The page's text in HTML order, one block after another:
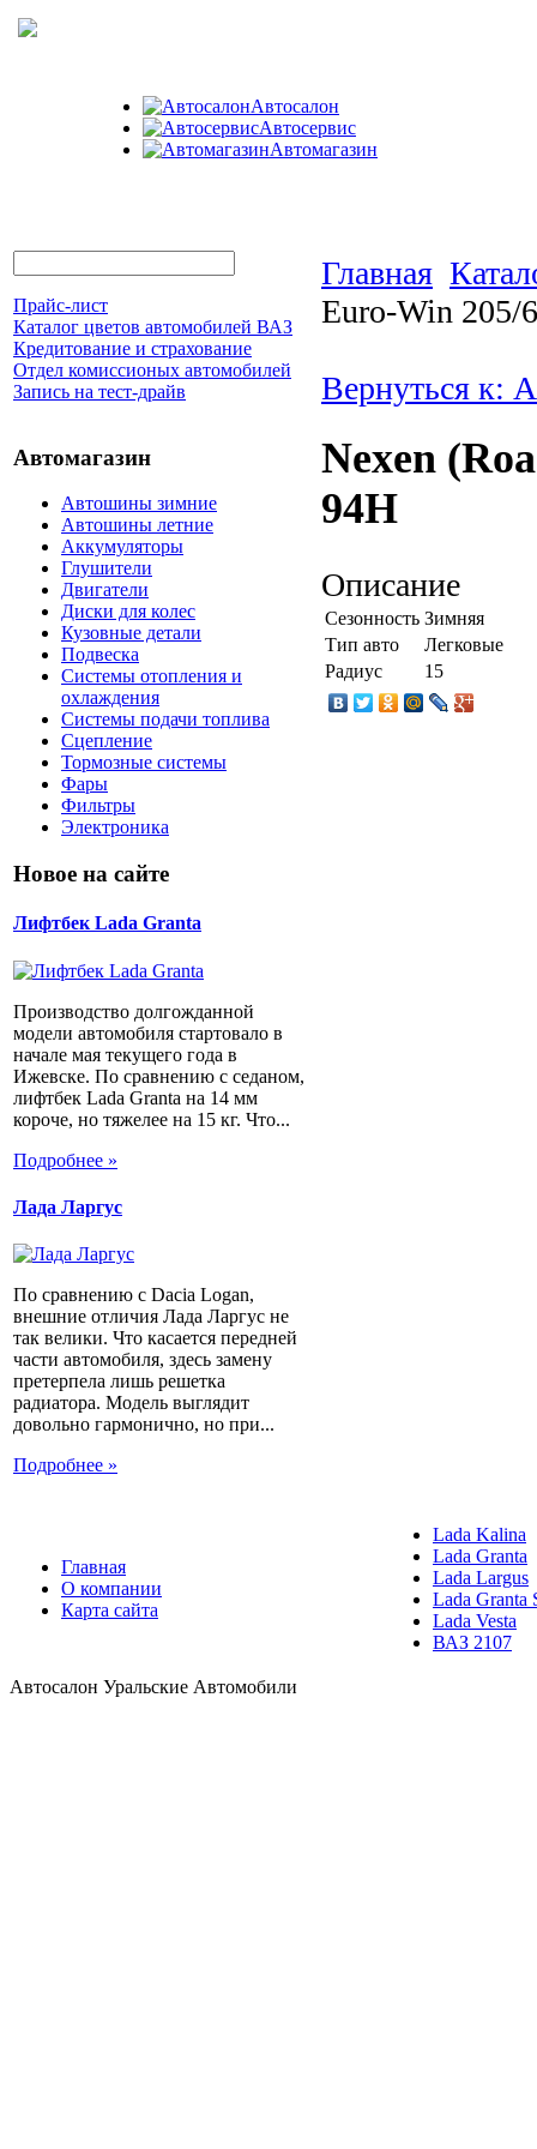
Автосалон
Автосервис
Автомагазин
Прайс-лист
Каталог цветов автомобилей ВАЗ
Кредитование и страхование
Отдел комиссионых автомобилей
Запись на тест-драйв
Автомагазин
Автошины зимние
Автошины летние
Аккумуляторы
Глушители
Двигатели
Диски для колес
Кузовные детали
Подвеска
Системы отопления и
охлаждения
Системы подачи топлива
Сцепление
Тормозные системы
Фары
Фильтры
Электроника
Новое на сайте
Лифтбек Lada Granta
Производство долгожданной
модели автомобиля стартовало в
начале мая текущего года в
Ижевске. По сравнению с седаном,
лифтбек Lada Granta на 14 мм
короче, но тяжелее на 15 кг. Что...
Подробнее »
Лада Ларгус
По сравнению с Dacia Logan,
внешние отличия Лада Ларгус не
так велики. Что касается передней
части автомобиля, здесь замену
претерпела лишь решетка
радиатора. Модель выглядит
довольно гармонично, но при...
Подробнее »
Главная
Euro-Win 205/
Вернуться к:
Nexen
94H
Описание
Сезонность Зимняя
Тип авто
Легковые
Радиус
15
Главная
О компании
Карта сайта
Lada Kalina
Lada Granta
Lada Largus
Lada Granta
Lada Vesta
ВАЗ 2107
Автосалон Уральские Автомобили